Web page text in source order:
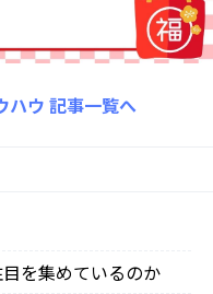
ハウ 記事一覧へ
を集めているのか